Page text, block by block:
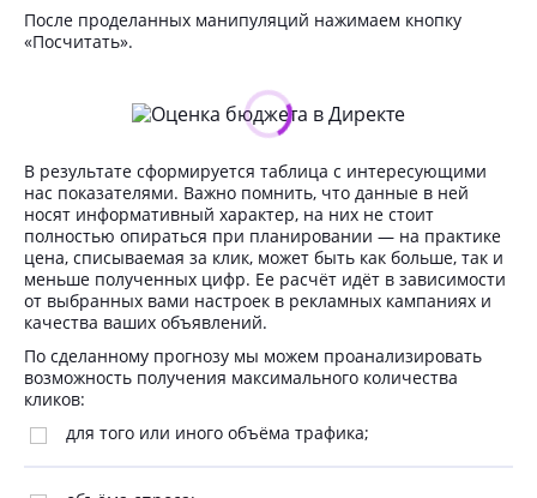
После проделанных манипуляций нажимаем кнопку
«Посчитать».
В результате сформируется таблица с интересующими
нас показателями. Важно помнить, что данные в ней
носят информативный характер, на них не стоит
полностью опираться при планировании — на практике
цена, списываемая за клик, может быть как больше, так и
меньше полученных цифр. Ее расчёт идёт в зависимости
от выбранных вами настроек в рекламных кампаниях и
качества ваших объявлений.
По сделанному прогнозу мы можем проанализировать
возможность получения максимального количества
кликов:
для того или иного объёма трафика;